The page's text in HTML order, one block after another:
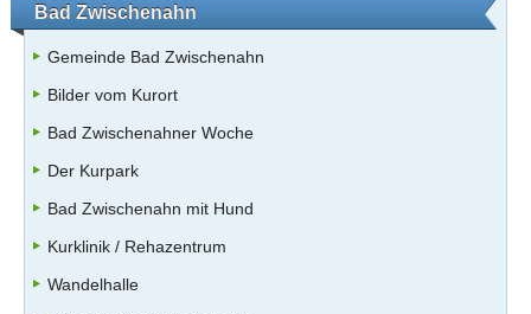
Bad Zwischenahn
Gemeinde Bad Zwischenahn
Bilder vom Kurort
Bad Zwischenahner Woche
Der Kurpark
Bad Zwischenahn mit Hund
Kurklinik / Rehazentrum
Wandelhalle